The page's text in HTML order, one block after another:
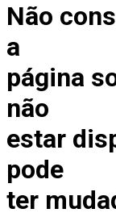
Não
a
página
não
estar
pode
ter